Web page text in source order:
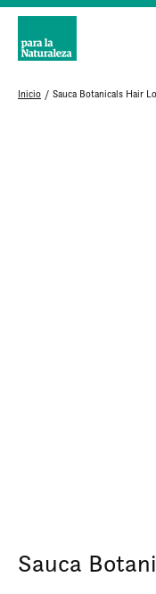
Inicio / Sauca Botanicals Hair
Sauca